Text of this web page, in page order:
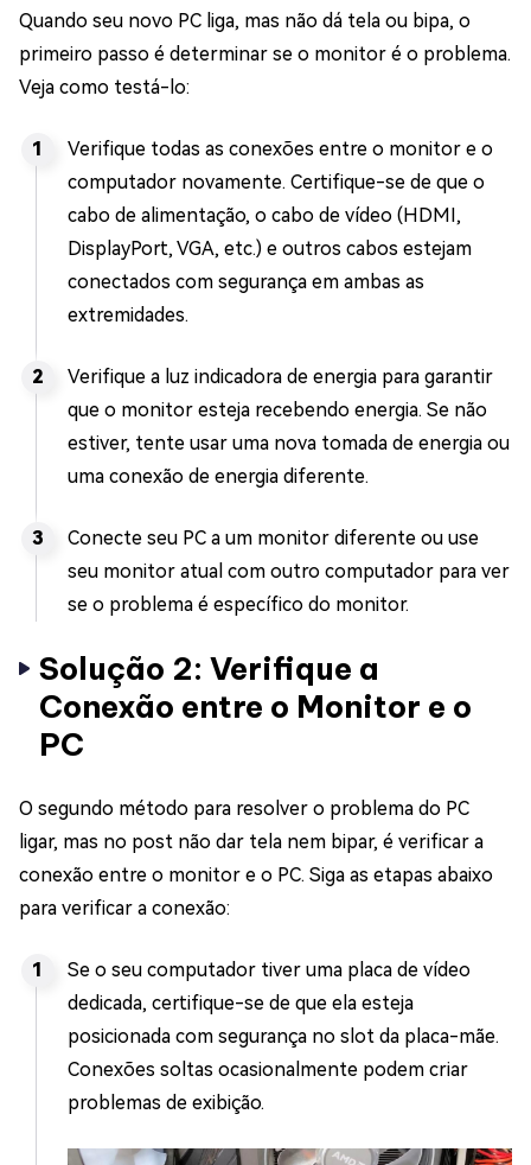
Quando seu novo PC liga, mas não dá tela ou bipa, o
primeiro passo é determinar se o monitor é o problema.
Veja como testá-lo:
Verifique todas as conexões entre o monitor e o
computador novamente. Certifique-se de que o
cabo de alimentação, o cabo de vídeo (HDMI,
DisplayPort, VGA, etc.) e outros cabos estejam
conectados com segurança em ambas as
extremidades.
Verifique a luz indicadora de energia para garantir
que o monitor esteja recebendo energia. Se não
estiver, tente usar uma nova tomada de energia ou
uma conexão de energia diferente.
Conecte seu PC a um monitor diferente ou use
seu monitor atual com outro computador para ver
se o problema é específico do monitor.
Solução 2: Verifique a
Conexão entre o Monitor e o
PC
O segundo método para resolver o problema do PC
ligar, mas no post não dar tela nem bipar, é verificar a
conexão entre o monitor e o PC. Siga as etapas abaixo
para verificar a conexão:
Se o seu computador tiver uma placa de vídeo
dedicada, certifique-se de que ela esteja
posicionada com segurança no slot da placa-mãe.
Conexões soltas ocasionalmente podem criar
problemas de exibição.